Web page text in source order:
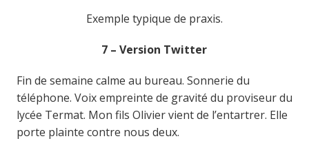
Exemple typique de praxis.
7 – Version Twitter
Fin de semaine calme au bureau. Sonnerie du
téléphone. Voix empreinte de gravité du proviseur du
lycée Termat. Mon fils Olivier vient de l’entartrer. Elle
porte plainte contre nous deux.